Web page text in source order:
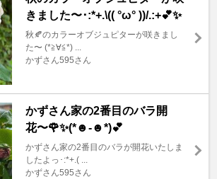
きました〜･:*+.\(( °ω° ))/.:+💕✨
秋🍂のカラーオブジュピターが咲きまし
た〜 (*≧∀≦*) ...
かずさん595さん
かずさん家の2番目のバラ開
花〜🌹✨(*☻-☻*)💕
かずさん家の2番目のバラが開花いたしま
したよっ･:*+.( ...
かずさん595さん